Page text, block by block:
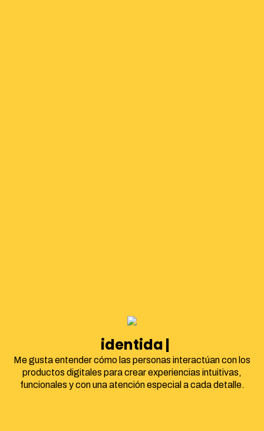
identidad corpora
Me gusta entender cómo las personas interactúan con los
productos digitales para crear experiencias intuitivas,
funcionales y con una atención especial a cada detalle.